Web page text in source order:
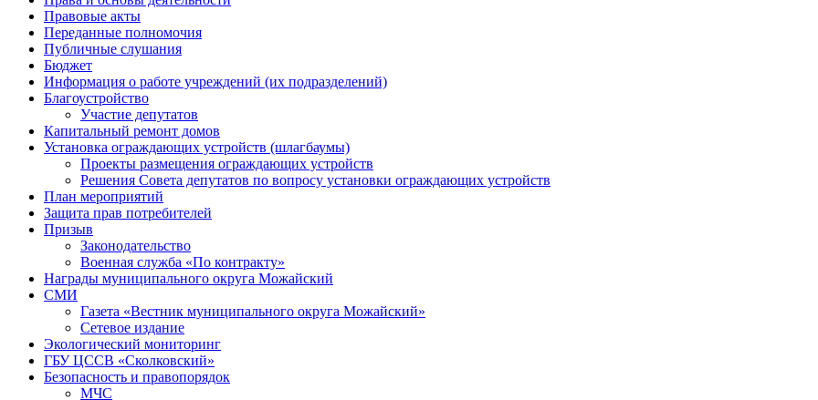
Правовые акты
Переданные полномочия
Публичные слушания
Бюджет
Информация о работе учреждений (их подразделений)
Благоустройство
Участие депутатов
Капитальный ремонт домов
Установка ограждающих устройств (шлагбаумы)
Проекты размещения ограждающих устройств
Решения Совета депутатов по вопросу установки ограждающих устройств
План мероприятий
Защита прав потребителей
Призыв
Законодательство
Военная служба «По контракту»
Награды муниципального округа Можайский
СМИ
Газета «Вестник муниципального округа Можайский»
Сетевое издание
Экологический мониторинг
ГБУ ЦССВ «Сколковский»
Безопасность и правопорядок
МЧС